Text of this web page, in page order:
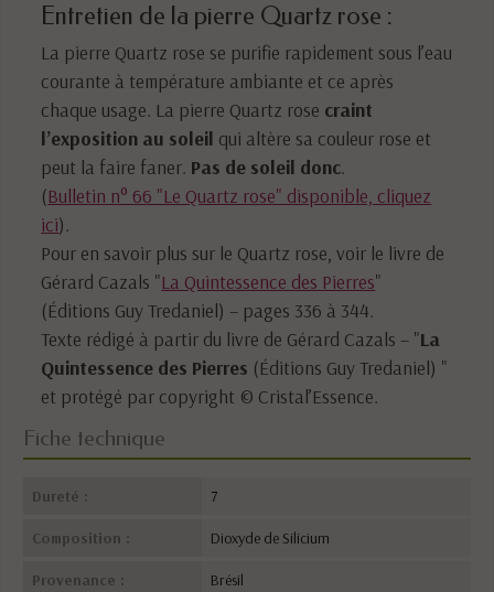
Entretien de la pierre Quartz rose :
La pierre Quartz rose se purifie rapidement sous l’eau
courante à température ambiante et ce après
chaque usage. La pierre Quartz rose craint
l’exposition au soleil qui altère sa couleur rose et
peut la faire faner. Pas de soleil donc.
(Bulletin n° 66 "Le Quartz rose" disponible, cliquez
ici).
Pour en savoir plus sur le Quartz rose, voir le livre de
Gérard Cazals "La Quintessence des Pierres"
(Éditions Guy Tredaniel) – pages 336 à 344.
Texte rédigé à partir du livre de Gérard Cazals – "La
Quintessence des Pierres (Éditions Guy Tredaniel) "
et protégé par copyright © Cristal’Essence.
Fiche technique
Dureté : 7
Composition : Dioxyde de Silicium
Provenance : Brésil